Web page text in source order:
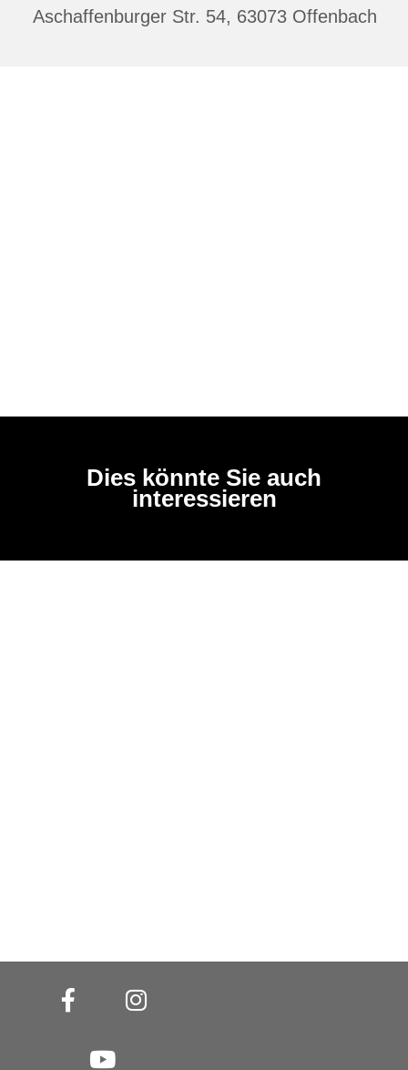
Aschaffenburger Str. 54, 63073 Offenbach
Dies könnte Sie auch
interessieren